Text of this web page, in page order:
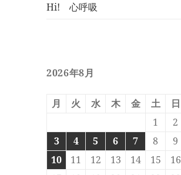
Hi! 心呼吸
2026年8月
月 火 水 木 金 土
日
1
2
3
4 5 6 7 8
9
10
11 12 13 14 15
16